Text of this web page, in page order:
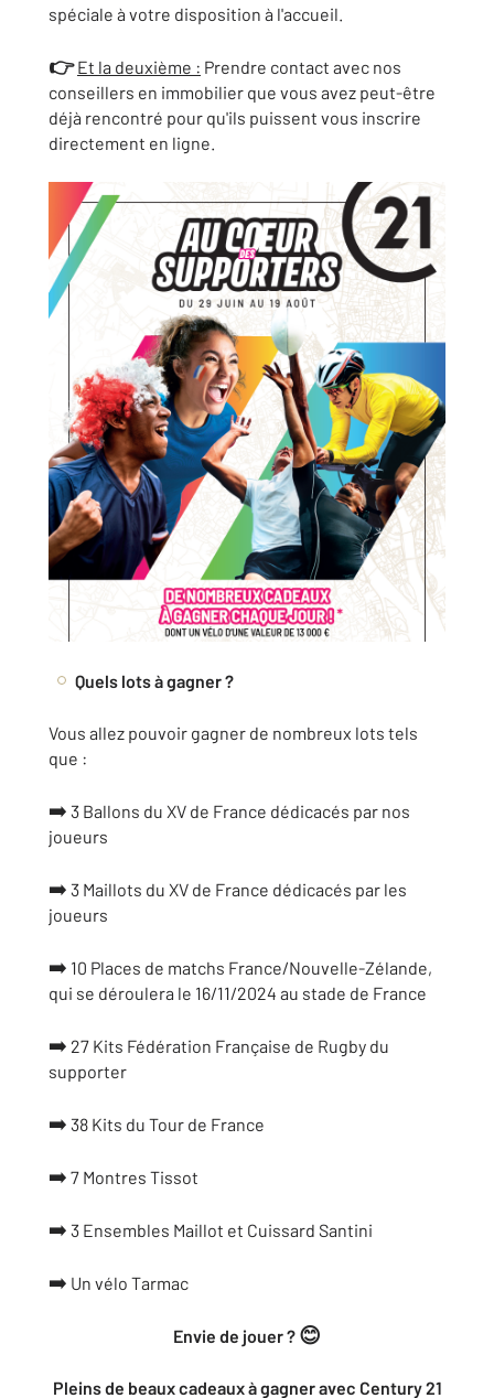
spéciale à votre disposition à l'accueil.
👉 Et la deuxième : Prendre contact avec nos
conseillers en immobilier que vous avez peut-être
déjà rencontré pour qu'ils puissent vous inscrire
directement en ligne.
Quels lots à gagner ?
Vous allez pouvoir gagner de nombreux lots tels
que :
➡️ 3 Ballons du XV de France dédicacés par nos
joueurs
➡️ 3 Maillots du XV de France dédicacés par les
joueurs
➡️ 10 Places de matchs France/Nouvelle-Zélande,
qui se déroulera le 16/11/2024 au stade de France
➡️ 27 Kits Fédération Française de Rugby du
supporter
➡️ 38 Kits du Tour de France
➡️ 7 Montres Tissot
➡️ 3 Ensembles Maillot et Cuissard Santini
➡️ Un vélo Tarmac
Envie de jouer ? 😊
Pleins de beaux cadeaux à gagner avec Century 21